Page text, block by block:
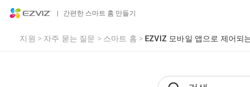
| 간편한 스마트 홈 만들기
지원 > 자주 묻는 질문 > 스마트 홈 > EZVIZ 모바일 앱으로 제어되